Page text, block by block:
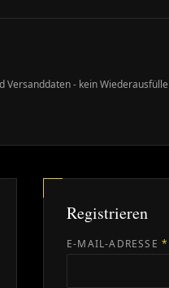
Versanddaten - kein
Registrieren
E-MAIL-ADRESSE *